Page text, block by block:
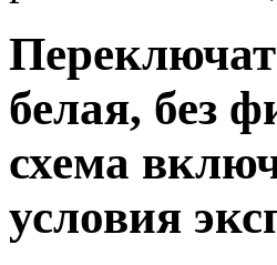
белая, без
схема
условия